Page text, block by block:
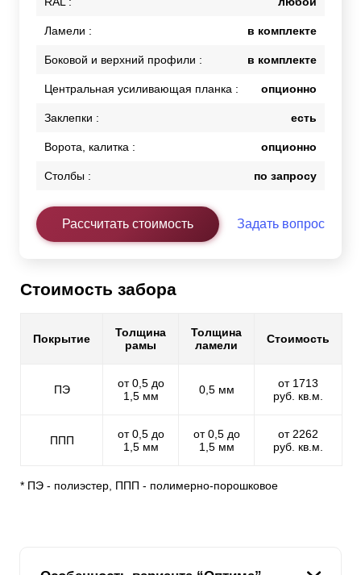
Ламели : в комплекте
Боковой и верхний профили : в комплекте
Центральная усиливающая планка : опционно
Заклепки : есть
Ворота, калитка : опционно
Столбы : по запросу
Рассчитать стоимость Задать вопрос
Стоимость забора
Покрытие
Толщина
рамы
Толщина
ламели
Стоимость
ПЭ
от 0,5 до
1,5 мм
0,5 мм
от 1713
руб. кв.м.
ППП
от 0,5 до
1,5 мм
от 0,5 до
1,5 мм
от 2262
руб. кв.м.
* ПЭ - полиэстер, ППП - полимерно-порошковое